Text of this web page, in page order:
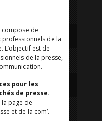
compose de
de la
L’objectif est de
de la presse,
pour les
de presse.
la page de
et de la com’.